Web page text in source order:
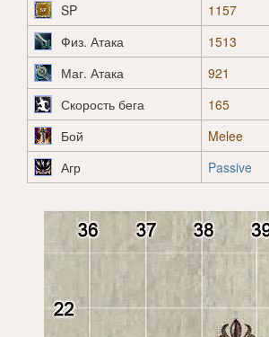
SP
1157
Физ. Атака
1513
Маг. Атака
921
Скорость бега
165
Бой
Melee
Агр
Passive